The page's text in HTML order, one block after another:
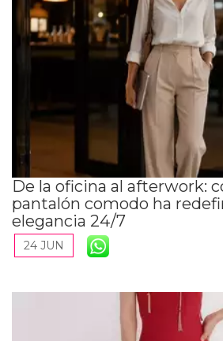
De la oficina al afterwork:
pantalón comodo ha
elegancia 24/7
24 JUN